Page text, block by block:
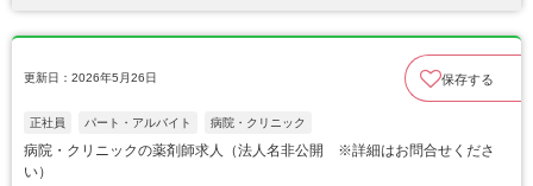
更新日：2026年5月26日 保存する
正社員 パート・アルバイト 病院・クリニック
病院・クリニックの薬剤師求人（法人名非公開 ※詳細はお問合せくださ
い）